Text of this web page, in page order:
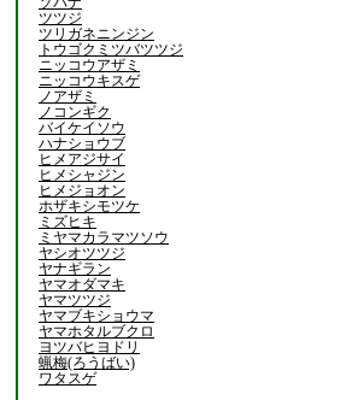
ツツジ
ツリガネニンジン
トウゴクミツバツツジ
ニッコウアザミ
ニッコウキスゲ
ノアザミ
ノコンギク
バイケイソウ
ハナショウブ
ヒメアジサイ
ヒメシャジン
ヒメジョオン
ホザキシモツケ
ミズヒキ
ミヤマカラマツソウ
ヤシオツツジ
ヤナギラン
ヤマオダマキ
ヤマツツジ
ヤマブキショウマ
ヤマホタルブクロ
ヨツバヒヨドリ
蝋梅(ろうばい)
ワタスゲ